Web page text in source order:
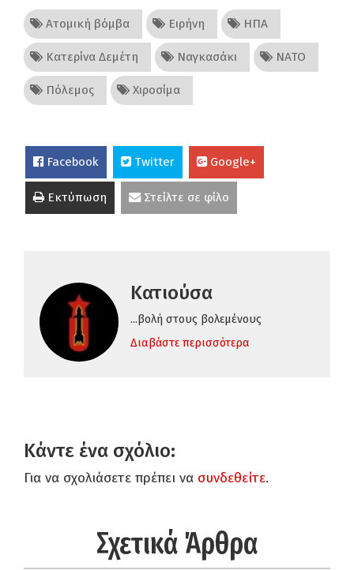
Ατομική βόμβα Ειρήνη ΗΠΑ
Κατερίνα Δεμέτη Ναγκασάκι ΝΑΤΟ
Πόλεμος Χιροσίμα
Facebook Twitter Google+
Εκτύπωση Στείλτε σε φίλο
Κατιούσα
...βολή στους βολεμένους
Διαβάστε περισσότερα
Κάντε ένα σχόλιο:
Για να σχολιάσετε πρέπει να συνδεθείτε.
Σχετικά Άρθρα